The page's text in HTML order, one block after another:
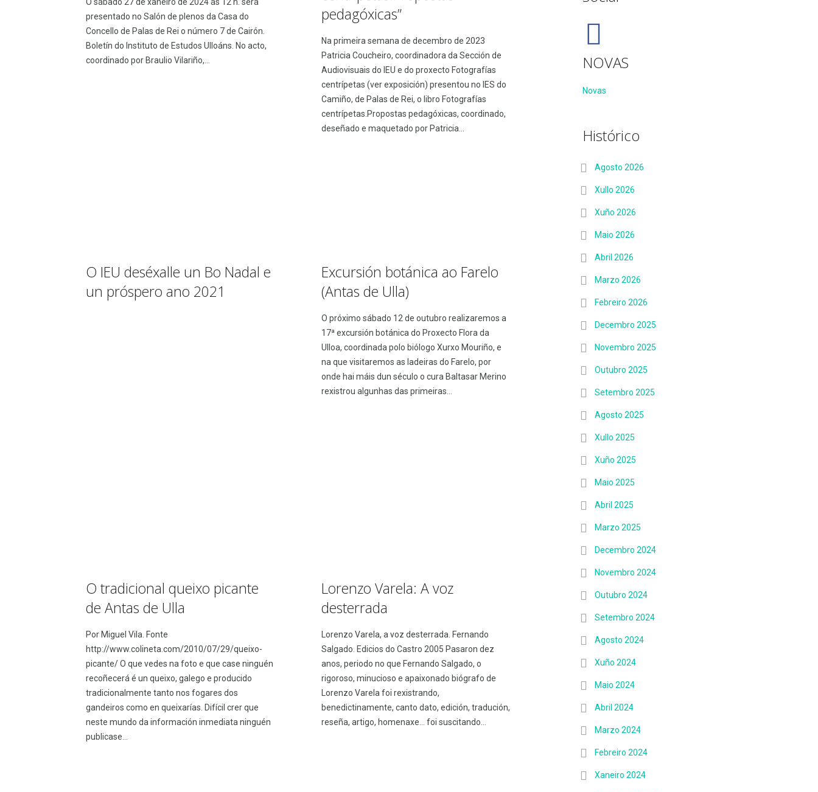
presentado no Salón de plenos da Casa do
Concello de Palas de Rei o número 7 de Cairón.
Boletín do Instituto de Estudos Ulloáns. No acto,
coordinado por Braulio Vilariño,...
pedagóxicas”
Na primeira semana de decembro de 2023
Patricia Coucheiro, coordinadora da Sección de
Audiovisuais do IEU e do proxecto Fotografías
centrípetas (ver exposición) presentou no IES do
Camiño, de Palas de Rei, o libro Fotografías
centrípetas.Propostas pedagóxicas, coordinado,
deseñado e maquetado por Patricia...
O IEU deséxalle un Bo Nadal e
un próspero ano 2021
Excursión botánica ao Farelo
(Antas de Ulla)
O próximo sábado 12 de outubro realizaremos a
17ª excursión botánica do Proxecto Flora da
Ulloa, coordinada polo biólogo Xurxo Mouriño, e
na que visitaremos as ladeiras do Farelo, por
onde hai máis dun século o cura Baltasar Merino
rexistrou algunhas das primeiras...
O tradicional queixo picante
de Antas de Ulla
Por Miguel Vila. Fonte
http://www.colineta.com/2010/07/29/queixo-
picante/ O que vedes na foto e que case ninguén
recoñecerá é un queixo, galego e producido
tradicionalmente tanto nos fogares dos
gandeiros como en queixarías. Difícil crer que
neste mundo da información inmediata ninguén
publicase...
Lorenzo Varela: A voz
desterrada
Lorenzo Varela, a voz desterrada. Fernando
Salgado. Edicios do Castro 2005 Pasaron dez
anos, periodo no que Fernando Salgado, o
rigoroso, minucioso e apaixonado biógrafo de
Lorenzo Varela foi rexistrando,
benedictinamente, canto dato, edición, tradución,
reseña, artigo, homenaxe… foi suscitando...
NOVAS
Novas
Histórico
Agosto 2026
Xullo 2026
Xuño 2026
Maio 2026
Abril 2026
Marzo 2026
Febreiro 2026
Decembro 2025
Novembro 2025
Outubro 2025
Setembro 2025
Agosto 2025
Xullo 2025
Xuño 2025
Maio 2025
Abril 2025
Marzo 2025
Decembro 2024
Novembro 2024
Outubro 2024
Setembro 2024
Agosto 2024
Xuño 2024
Maio 2024
Abril 2024
Marzo 2024
Febreiro 2024
Xaneiro 2024